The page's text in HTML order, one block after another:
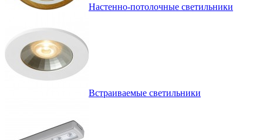
Настенно-потолочные светильники
Встраиваемые светильники